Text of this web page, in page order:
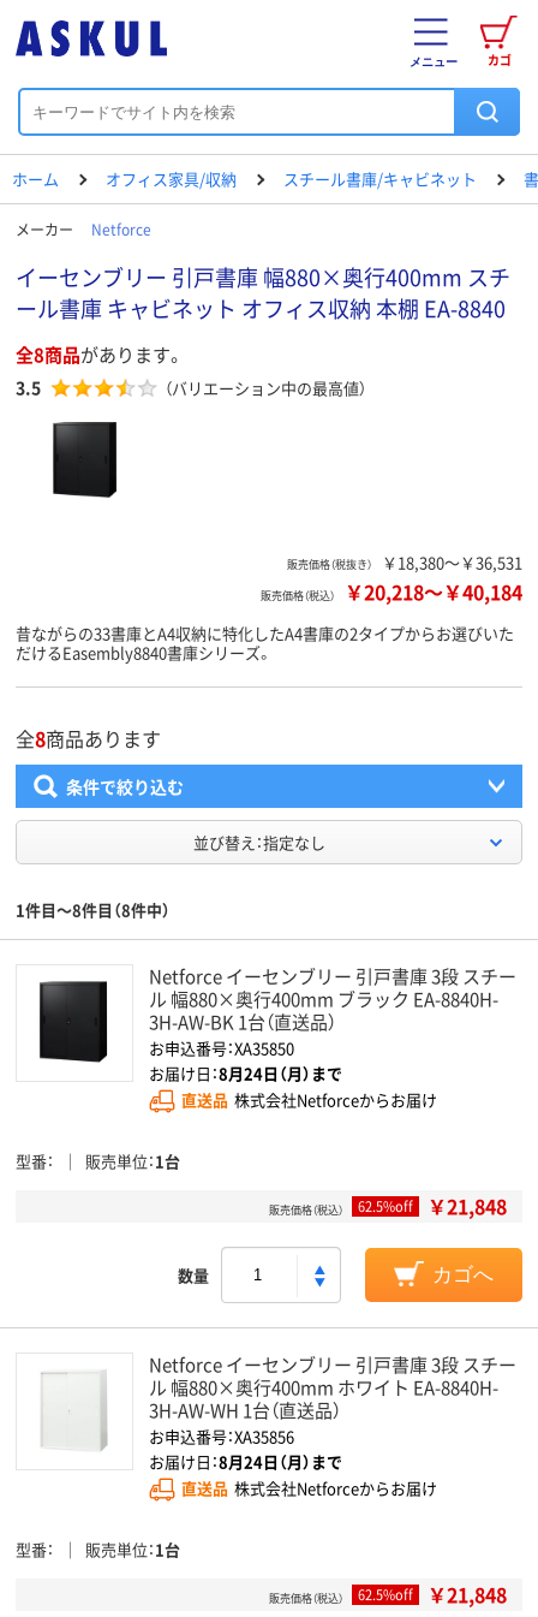
カゴ
メニュー
ホーム オフィス家具/収納 スチール書庫/キャビネット
メーカー Netforce
イーセンブリー 引戸書庫 幅880×奥行400mm スチ
ール書庫 キャビネット オフィス収納 本棚 EA-8840
全8商品があります。
3.5 （バリエーション中の最高値）
販売価格（税抜き） ￥18,380～￥36,531
販売価格（税込） ￥20,218～￥40,184
昔ながらの33書庫とA4収納に特化したA4書庫の2タイプからお選びいた
だけるEasembly8840書庫シリーズ。
全8商品あります
条件で絞り込む
並び替え：指定なし
1件目～8件目（8件中）
Netforce イーセンブリー 引戸書庫 3段 スチー
ル 幅880×奥行400mm ブラック EA-8840H-
3H-AW-BK 1台（直送品）
お申込番号：XA35850
お届け日：8月24日（月）まで
直送品 株式会社Netforceからお届け
型番 販売単位 1台
販売価格（税込） 62.5%off ￥21,848
数量 カゴへ
Netforce イーセンブリー 引戸書庫 3段 スチー
ル 幅880×奥行400mm ホワイト EA-8840H-
3H-AW-WH 1台（直送品）
お申込番号：XA35856
お届け日：8月24日（月）まで
直送品 株式会社Netforceからお届け
型番 販売単位 1台
販売価格（税込） 62.5%off ￥21,848